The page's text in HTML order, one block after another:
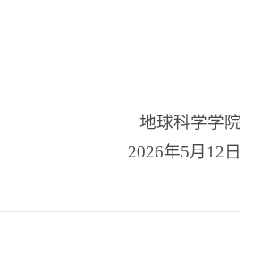
地球科学学院
2026年5月12日